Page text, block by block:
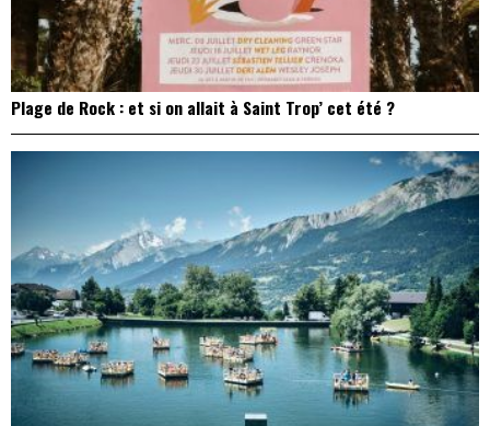
Plage de Rock : et si on allait à Saint Trop’ cet été ?